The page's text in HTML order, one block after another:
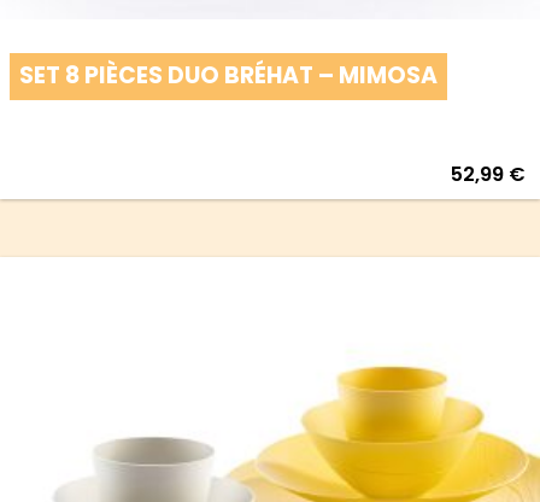
SET 8 PIÈCES DUO BRÉHAT – MIMOSA
52,99 €